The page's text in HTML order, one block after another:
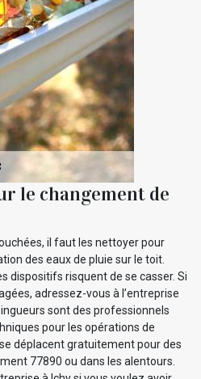
le changement de
il faut les nettoyer pour
des eaux de pluie sur le toit.
dispositifs risquent de se casser. Si
adressez-vous à l’entreprise
sont des professionnels
pour les opérations de
déplacent gratuitement pour des
77890 ou dans les alentours.